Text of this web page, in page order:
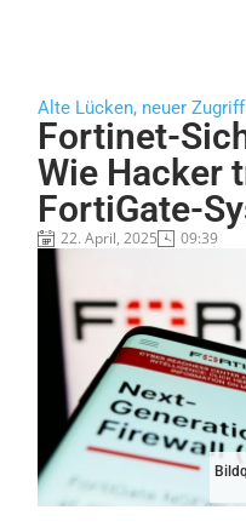
Alte Lücken, neuer Zugriff
Fortinet-
Wie Hacker
FortiGate-
22. April, 2025 09:39